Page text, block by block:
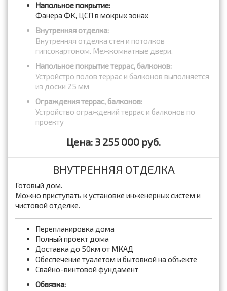
Напольное покрытие:
Фанера ФК, ЦСП в мокрых зонах
Внутренняя отделка:
Внутренняя отделка стен и потолков
гипсокартоном. Межкомнатные двери.
Напольное покрытие террас, балконов:
Устройстро полов террас и балконов выполняется
из доски 25 мм
Ограждения террас, балконов:
Устройство ограждений террас и балконов по
проекту
Цена: 3 255 000 руб.
ВНУТРЕННЯЯ ОТДЕЛКА
Готовый дом.
Можно приступать к установке инженерных систем и
чистовой отделке.
Перепланировка дома
Полный проект дома
Доставка до 50км от МКАД
Обеспечение туалетом и бытовкой на объекте
Свайно-винтовой фундамент
Обвязка: